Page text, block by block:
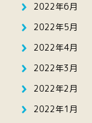
2022年6月
2022年5月
2022年4月
2022年3月
2022年2月
2022年1月